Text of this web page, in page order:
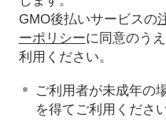
GMO後払いサービスの
ーポリシーに同意のう
利用ください。
ご利用者が未成年の
を得てご利用ください